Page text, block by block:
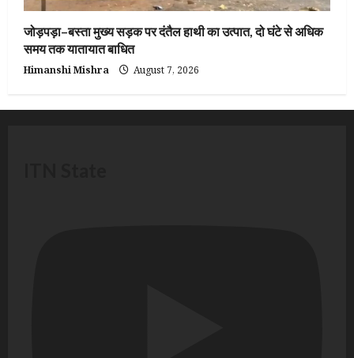
जोड़पड़ा–बस्ता मुख्य सड़क पर दंतैल हाथी का उत्पात, दो घंटे से अधिक
समय तक यातायात बाधित
Himanshi Mishra August 7, 2026